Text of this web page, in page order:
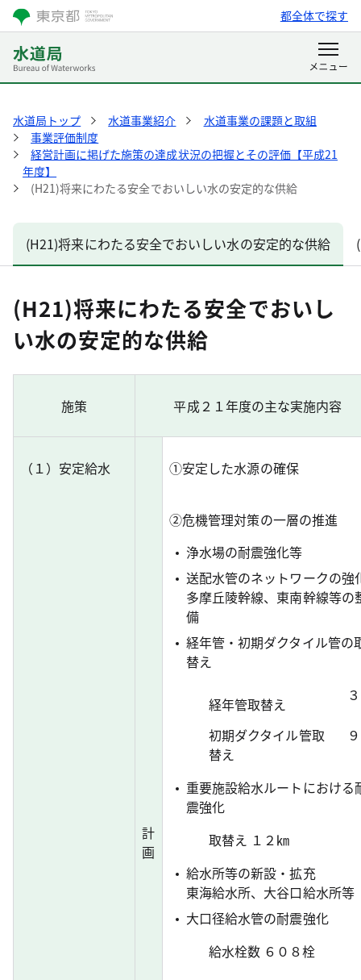
都全体で探す
水道局トップ 水道事業紹介
水道事業の課題と取組
事業評価制度
経営計画に掲げた施策の達成状況の把握とその評価【平成21
年度】
(H21)将来にわたる安全でおいしい水の安定的な供給
(H21)将来にわたる安全でおいしい水の安定的な供給
(H21)将来にわたる安全でおいし
い水の安定的な供給
施策 平成２１年度の主な実施内容
（１）安定給水
計
画
①安定した水源の確保
②危機管理対策の一層の推進
浄水場の耐震強化等
送配水管のネットワークの強
多摩丘陵幹線、東南幹線等の
備
経年管・初期ダクタイル管の
替え
経年管取替え
初期ダクタイル管取
替え
重要施設給水ルートにおける
震強化
取替え １２㎞
給水所等の新設・拡充
東海給水所、大谷口給水所等
大口径給水管の耐震強化
給水栓数 ６０８栓